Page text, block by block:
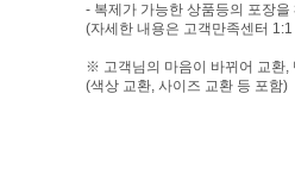
- 복제가 가능한 상품등의 포장을
(자세한 내용은 고객만족센터
※ 고객님의 마음이 바뀌어 교환,
(색상 교환, 사이즈 교환 등 포함)